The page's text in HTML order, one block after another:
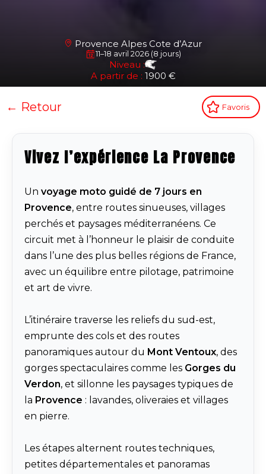
Provence Alpes Cote d’Azur
11–18 avril 2026 (8 jours)
Niveau :
A partir de : 1900 €
← Retour Favoris
Vivez l’expérience La Provence
Un voyage moto guidé de 7 jours en
Provence, entre routes sinueuses, villages
perchés et paysages méditerranéens. Ce
circuit met à l’honneur le plaisir de conduite
dans l’une des plus belles régions de France,
avec un équilibre entre pilotage, patrimoine
et art de vivre.
L’itinéraire traverse les reliefs du sud-est,
emprunte des cols et des routes
panoramiques autour du Mont Ventoux, des
gorges spectaculaires comme les Gorges du
Verdon, et sillonne les paysages typiques de
la Provence : lavandes, oliveraies et villages
en pierre.
Les étapes alternent routes techniques,
petites départementales et panoramas